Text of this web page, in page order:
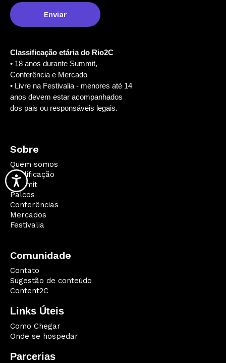
Classificação etária do Rio2C
• 18 anos durante Summit,
Conferência e Mercado
• Livre na Festivalia - menores até 14
anos devem estar acompanhados
dos pais ou responsáveis legais.
Sobre
Quem somos
Qualificação
Summit
Palcos
Conferências
Mercados
Festivalia
Comunidade
Contato
Sugestão de conteúdo
Content2C
Links Úteis
Como Chegar
Onde se hospedar
Parcerias